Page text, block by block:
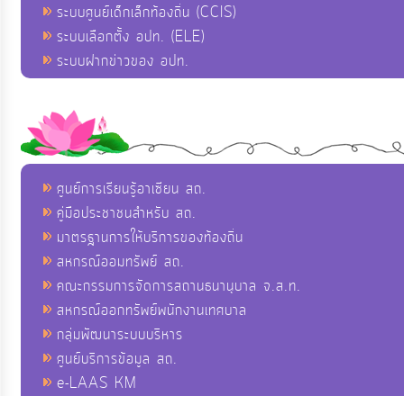
ระบบศูนย์เด็กเล็กท้องถิ่น (CCIS)
ระบบเลือกตั้ง อปท. (ELE)
ระบบฝากข่าวของ อปท.
ศูนย์การเรียนรู้อาเซียน สถ.
คู่มือประชาชนสำหรับ สถ.
มาตรฐานการให้บริการของท้องถิ่น
สหกรณ์ออมทรัพย์ สถ.
คณะกรรมการจัดการสถานธนานุบาล จ.ส.ท.
สหกรณ์ออกทรัพย์พนักงานเทศบาล
กลุ่มพัฒนาระบบบริหาร
ศูนย์บริการข้อมูล สถ.
e-LAAS KM